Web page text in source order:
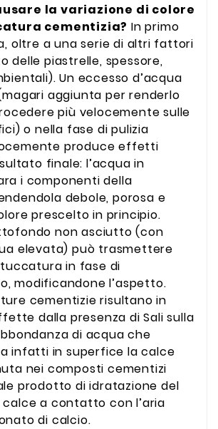
la variazione di colore
cementizia? In primo
oltre a una serie di altri fattori
delle piastrelle, spessore,
Un eccesso d’acqua
aggiunta per renderlo
più velocemente sulle
o nella fase di pulizia
produce effetti
finale: l’acqua in
i componenti della
debole, porosa e
prescelto in principio.
non asciutto (con
elevata) può trasmettere
in fase di
modificandone l’aspetto.
cementizie risultano in
dalla presenza di Sali sulla
di acqua che
infatti in superfice la calce
nei composti cementizi
prodotto di idratazione del
calce a contatto con l’aria
di calcio.